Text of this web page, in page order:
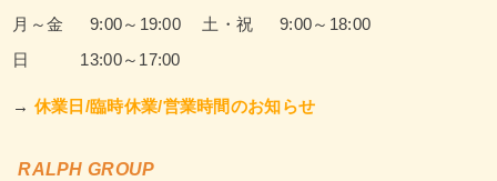
月～金 9:00～19:00
土・祝 9:00～18:00
日 13:00～17:00
→ 休業日/臨時休業/営業時間のお知らせ
RALPH GROUP